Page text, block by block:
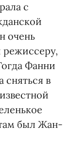
с
очень
режиссеру,
Фанни
сняться в
был Жан-